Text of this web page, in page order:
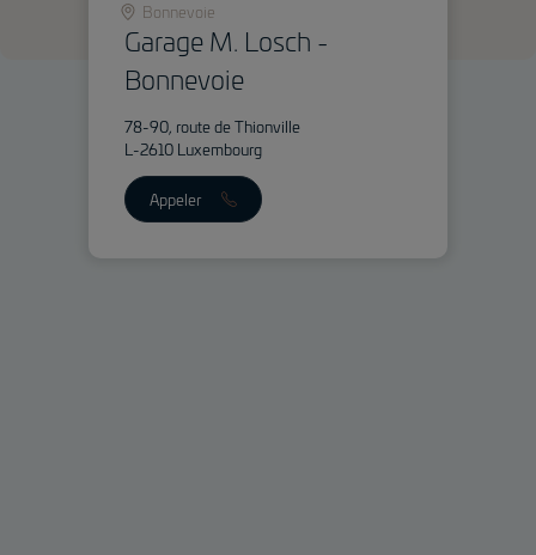
Bonnevoie
Garage M. Losch -
Bonnevoie
78-90, route de Thionville
L-2610 Luxembourg
Appeler